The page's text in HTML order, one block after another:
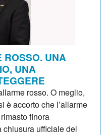
ROSSO. UNA
UNA
rosso. O meglio,
è accorto che l’allarme
finora
chiusura ufficiale del